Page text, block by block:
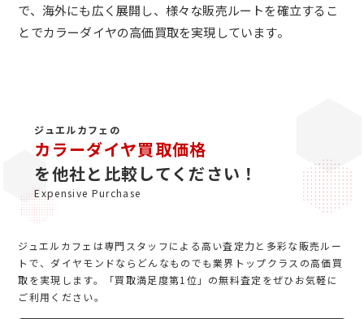
で、海外にも広く展開し、様々な販売ルートを確立するこ
とでカラーダイヤの高価買取を実現しています。
ジュエルカフェの
カラーダイヤ買取価格
を他社と比較してください！
Expensive Purchase
ジュエルカフェは専門スタッフによる高い査定力と多彩な販売ルー
トで、ダイヤモンドならどんなものでも業界トップクラスの高価買
取を実現します。「買取満足度第1位」の無料査定をぜひお気軽に
ご利用ください。